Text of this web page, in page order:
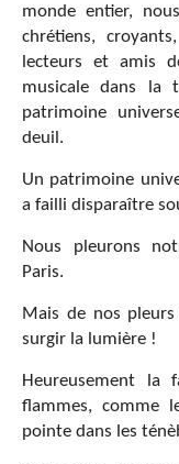
monde entier,
chrétiens,
lecteurs et amis
musicale dans la
patrimoine
deuil.
Un patrimoine
a failli disparaître
Nous pleurons
Paris.
Mais de nos
surgir la lumière !
Heureusement la
flammes, comme
pointe dans les